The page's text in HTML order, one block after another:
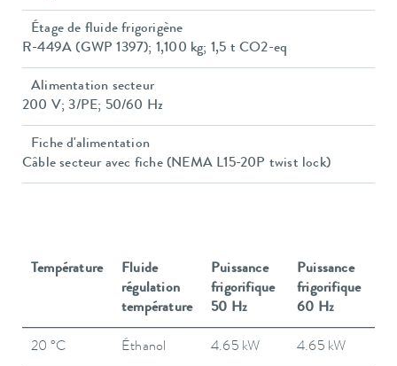
Étage de fluide frigorigène
R-449A (GWP 1397); 1,100 kg; 1,5 t CO2-eq
Alimentation secteur
200 V; 3/PE; 50/60 Hz
Fiche d'alimentation
Câble secteur avec fiche (NEMA L15-20P twist lock)
Température
Fluide
régulation
température
Puissance
frigorifique
50 Hz
Puissance
frigorifique
60 Hz
20 °C Éthanol 4.65 kW 4.65 kW